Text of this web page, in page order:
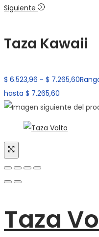
Siguiente
Taza Kawaii
$ 6.523,96 - $ 7.265,60
hasta $ 7.265,60
Taza